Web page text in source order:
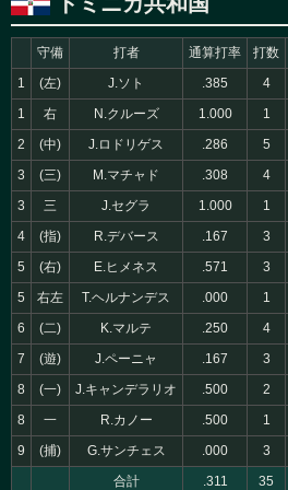
守備 打者 通算打率 打数
1
(左) J.ソト .385 4
1
右 N.クルーズ 1.000 1
2
(中) J.ロドリゲス .286 5
3
(三) M.マチャド .308 4
3
三 J.セグラ 1.000 1
4
(指) R.デバース .167 3
5
(右) E.ヒメネス .571 3
5
右左 T.ヘルナンデス .000 1
6
(二) K.マルテ .250 4
7
(遊) J.ペーニャ .167 3
8
(一) J.キャンデラリオ .500 2
8
一 R.カノー .500 1
9
(捕) G.サンチェス .000 3
合計
.311 35